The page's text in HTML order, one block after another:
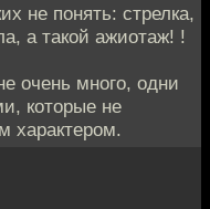
не понять: стрелка,
а такой ажиотаж! !
очень много, одни
которые не
характером.